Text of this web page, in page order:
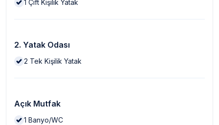
1 Çift Kişilik Yatak
2. Yatak Odası
2 Tek Kişilik Yatak
Açık Mutfak
1 Banyo/WC